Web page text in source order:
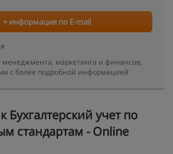
+ информация по E-mail
менеджмента, маркетинга и финансов,
с более подробной информацией
Бухгалтерский учет по
стандартам - Online